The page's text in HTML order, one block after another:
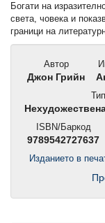
Богати на
света, човека и
граници на
Автор
Джон Грийн
Тип
ISBN/Баркод
9789542727637
Изданието в